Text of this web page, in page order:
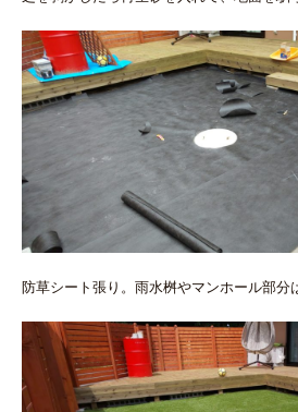
防草シート張り。雨水桝やマンホール部分